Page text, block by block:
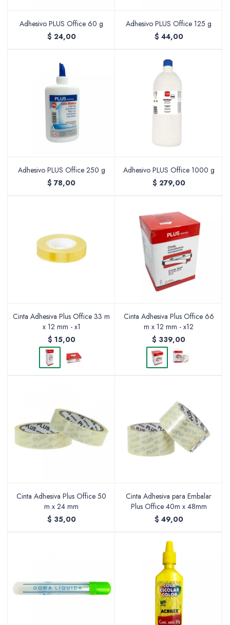
Adhesivo PLUS Office 60 g
$ 24,00
Adhesivo PLUS Office 125 g
$ 44,00
Adhesivo PLUS Office 250 g
$ 78,00
Adhesivo PLUS Office 1000 g
$ 279,00
Cinta Adhesiva Plus Office 33 m
x 12 mm - x1
$ 15,00
Cinta Adhesiva Plus Office 66
m x 12 mm - x12
$ 339,00
Cinta Adhesiva Plus Office 50
m x 24 mm
$ 35,00
Cinta Adhesiva para Embalar
Plus Office 40m x 48mm
$ 49,00